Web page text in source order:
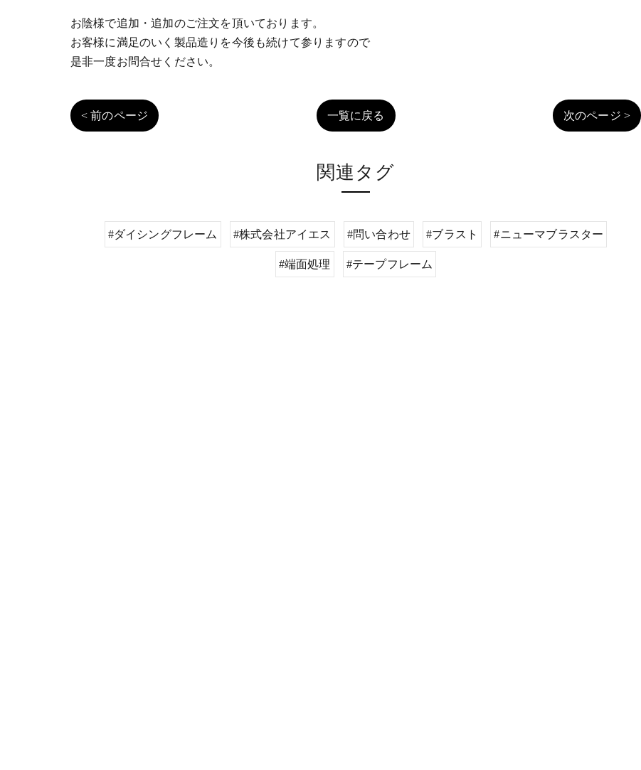
お陰様で追加・追加のご注文を頂いております。
お客様に満足のいく製品造りを今後も続けて参りますので
是非一度お問合せください。
< 前のページ 一覧に戻る 次のページ >
関連タグ
#ダイシングフレーム #株式会社アイエス #問い合わせ #ブラスト #ニューマブラスター
#端面処理 #テープフレーム